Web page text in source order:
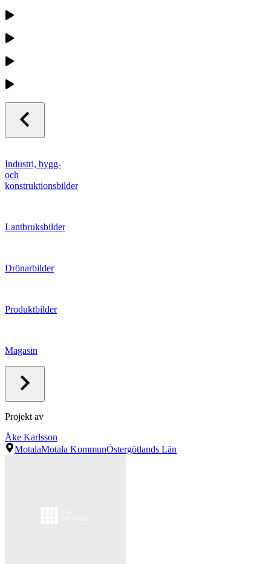
Industri, bygg-
och
konstruktionsbilder
Lantbruksbilder
Drönarbilder
Produktbilder
Magasin
Projekt av
Åke Karlsson
MotalaMotala KommunÖstergötlands Län